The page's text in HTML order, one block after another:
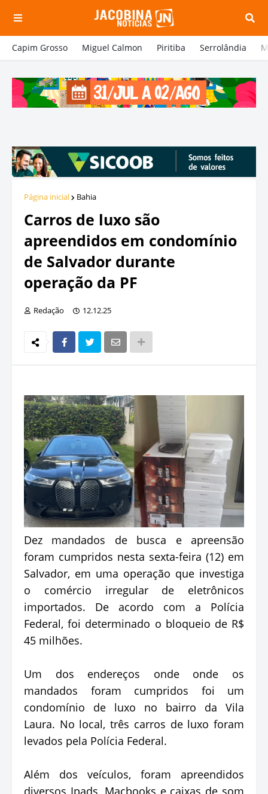
Capim Grosso Miguel Calmon Piritiba Serrolândia
Página inicial Bahia
Carros de luxo são
apreendidos em condomínio
de Salvador durante
operação da PF
Redação 12.12.25
Dez mandados de busca e apreensão
foram cumpridos nesta sexta-feira (12) em
Salvador, em uma operação que investiga
o comércio irregular de eletrônicos
importados. De acordo com a Polícia
Federal, foi determinado o bloqueio de R$
45 milhões.
Um dos endereços onde onde os
mandados foram cumpridos foi um
condomínio de luxo no bairro da Vila
Laura. No local, três carros de luxo foram
levados pela Polícia Federal.
Além dos veículos, foram apreendidos
diversos Ipads, Macbooks e caixas de som